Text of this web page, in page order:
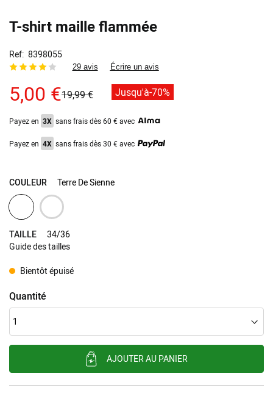
T-shirt maille flammée
Ref 8398055
29 avis Écrire un avis
5,00 €19,99 € Jusqu'à-70%
Payez en 3X sans frais dès 60 € avec
Payez en 4X sans frais dès 30 € avec
COULEUR Terre De Sienne
TAILLE
34/36
Guide des tailles
Bientôt épuisé
Quantité
AJOUTER AU PANIER